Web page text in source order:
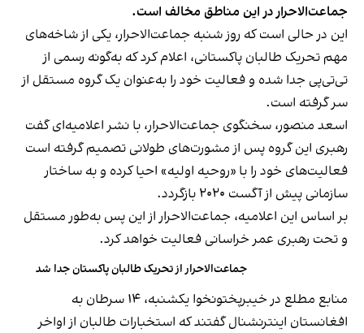
جماعت‌الاحرار در این مناطق مخالف است.
این در حالی است که روز شنبه جماعت‌الاحرار، یکی از شاخه‌های
مهم تحریک طالبان پاکستانی، اعلام کرد که به‌گونه رسمی از
تی‌تی‌پی جدا شده و فعالیت خود را به‌عنوان یک گروه مستقل از
سر گرفته است.
اسعد منصور، سخنگوی جماعت‌الاحرار، با نشر اعلامیه‌ای گفت
رهبری این گروه پس از مشورت‌های طولانی تصمیم گرفته است
فعالیت‌های خود را با «روحیه اولیه» احیا کرده و به ساختار
سازمانی پیش از آگست ۲۰۲۰ بازگردد.
بر اساس این اعلامیه، جماعت‌الاحرار از این پس به‌طور مستقل
و تحت رهبری عمر خراسانی فعالیت خواهد کرد.
جماعت‌الاحرار از تحریک طالبان پاکستان جدا شد
منابع مطلع در خیبرپختونخوا یکشنبه، ۱۴ سرطان به
افغانستان اینترنشنال گفتند که استخبارات طالبان از اواخر